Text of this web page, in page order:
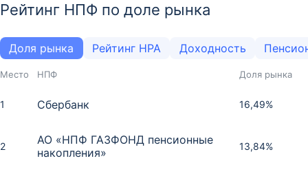
Рейтинг НПФ по доле рынка
Доля рынка Рейтинг НРА Доходность
Место НПФ Доля рынка
1 Сбербанк 16,49%
2
АО «НПФ ГАЗФОНД пенсионные
накопления»
13,84%